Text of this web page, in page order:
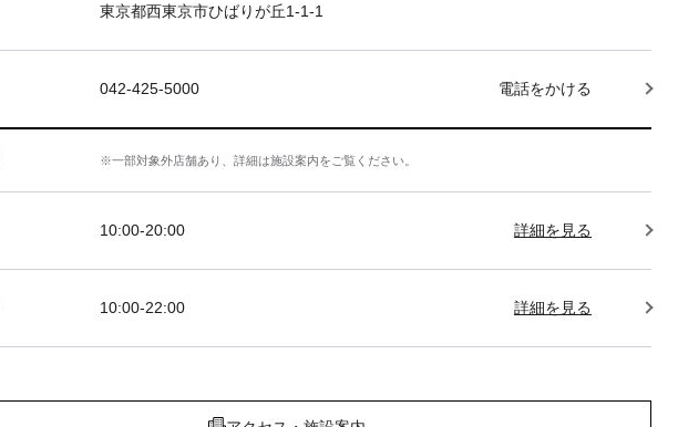
東京都西東京市ひばりが丘1-1-1
042-425-5000 電話をかける
※一部対象外店舗あり、詳細は施設案内をご覧ください。
10:00-20:00 詳細を見る
10:00-22:00 詳細を見る